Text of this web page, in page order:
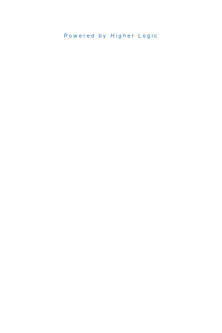
Powered by Higher Logic